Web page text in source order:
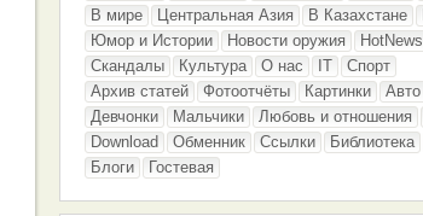
В мире
Центральная Азия В Казахстане
Юмор и Истории
Новости оружия
HotNews
Скандалы
Культура О нас IT
Спорт
Архив статей
Фотоотчёты Картинки
Авто
Девчонки
Мальчики Любовь и отношения
Download
Обменник Ссылки Библиотека
Блоги
Гостевая